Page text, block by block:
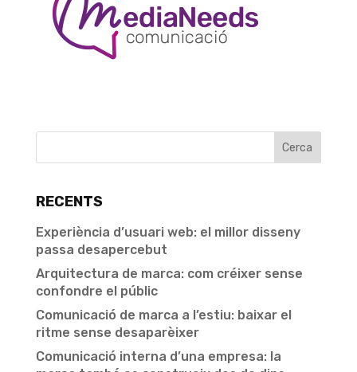
RECENTS
Experiència d’usuari web: el millor disseny
passa desapercebut
Arquitectura de marca: com créixer sense
confondre el públic
Comunicació de marca a l’estiu: baixar el
ritme sense desaparèixer
Comunicació interna d’una empresa: la